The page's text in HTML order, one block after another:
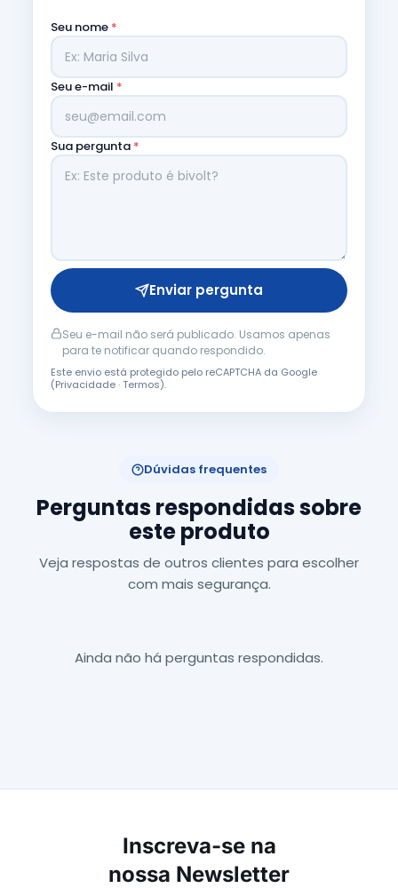
Seu nome *
Seu e-mail *
Sua pergunta *
Enviar pergunta
Seu e-mail não será publicado. Usamos apenas
para te notificar quando respondido.
Este envio está protegido pelo reCAPTCHA da Google
(Privacidade·Termos).
Dúvidas frequentes
Perguntas respondidas sobre
este produto
Veja respostas de outros clientes para escolher
com mais segurança.
Ainda não há perguntas respondidas.
Inscreva-se na
nossa Newsletter